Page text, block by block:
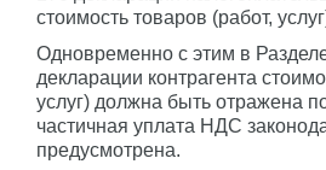
стоимость товаров (работ,
Одновременно с этим в
декларации контрагента
услуг) должна быть отражена
частичная уплата НДС
предусмотрена.